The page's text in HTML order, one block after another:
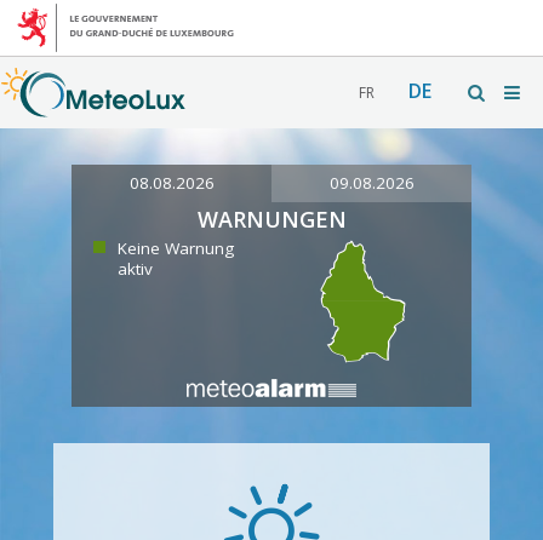
FR DE
08.08.2026 09.08.2026
WARNUNGEN
Keine Warnung
aktiv